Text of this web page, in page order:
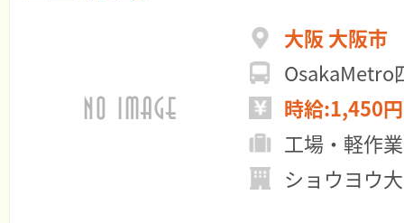
大阪 大阪市
OsakaMetro
時給:1,450
工場・軽作業
ショウヨウ